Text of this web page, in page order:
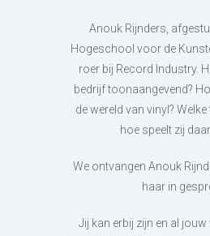
Anouk Rijnders,
Hogeschool voor de
roer bij Record Industry.
bedrijf toonaangevend?
de wereld van vinyl?
hoe speelt zij
We ontvangen Anouk
haar in
Jij kan erbij zijn en al jouw